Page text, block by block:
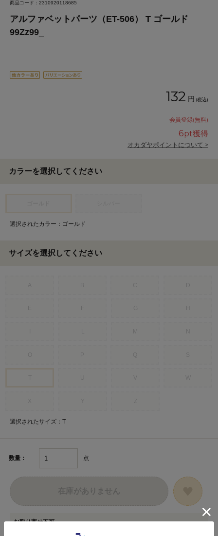
商品コード：2310920118685
アルファベットパーツ（ET-506） T ゴールド
99Zz99_
132 円 (税込)
会員登録(無料)
6pt獲得
オカダヤポイントについて >
カラーを選択してください
選択されたカラー：ゴールド
サイズを選択してください
選択されたサイズ：T
数量： 点
在庫がありません
お取り寄せ不可
在庫数以上のご注文は承ることができない商品です。